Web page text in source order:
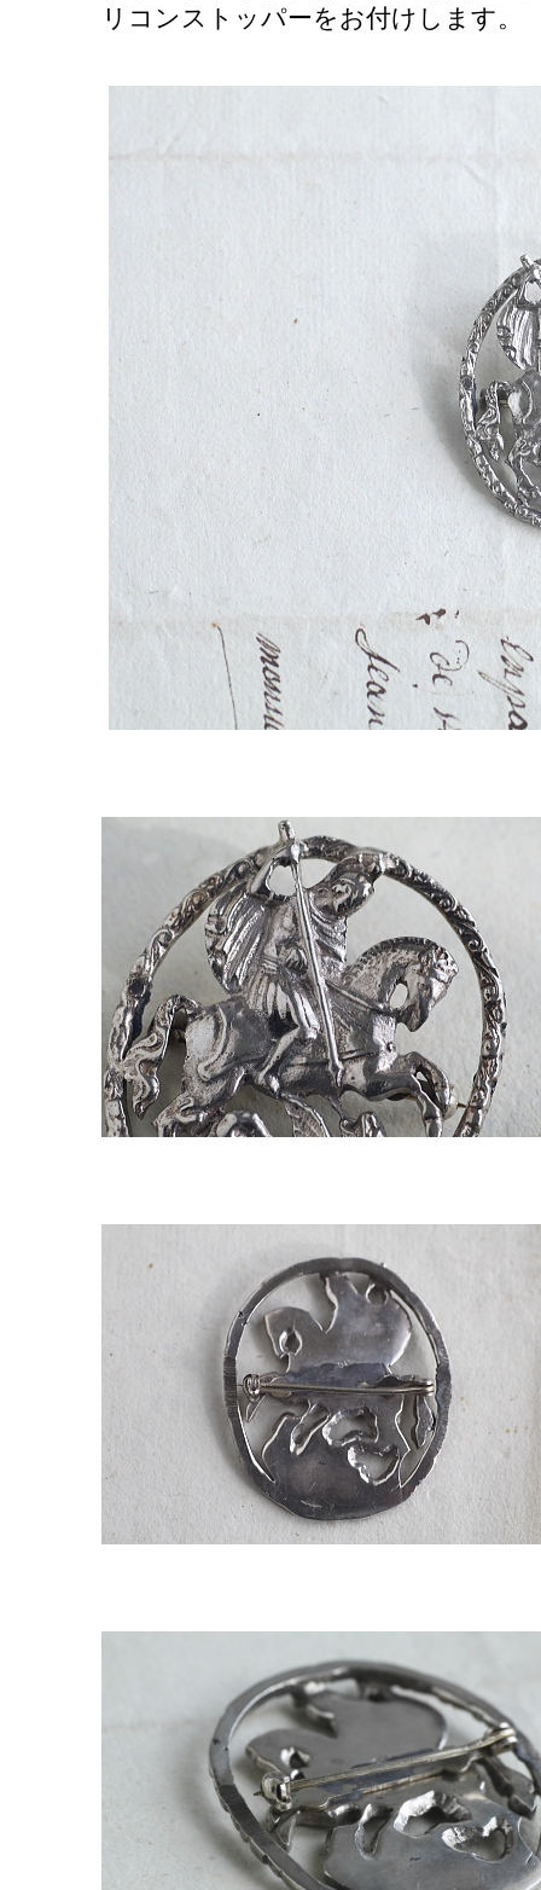
リコンストッパーをお付けします。